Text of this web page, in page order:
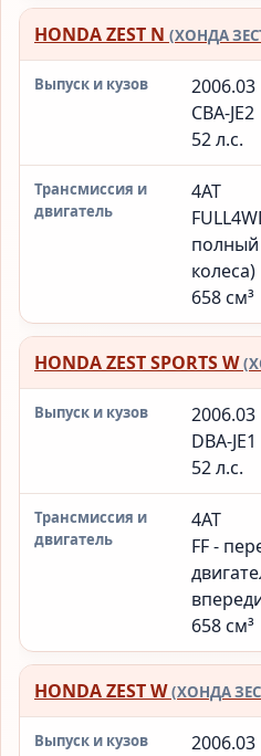
HONDA ZEST N (ХОНДА
2006.03
CBA-JE2
52 л.с.
4AT
полный
колеса)
658 см³
HONDA ZEST SPORTS W
2006.03
DBA-JE1
52 л.с.
4AT
FF -
658 см³
HONDA ZEST W(ХОНДА
2006.03